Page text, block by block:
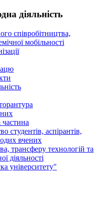
діяльність
співробітництва,
мобільності
частина
студентів, аспірантів,
вчених
трансферу технологій та
діяльності
університету"